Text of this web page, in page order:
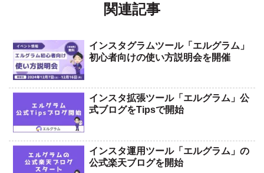
関連記事
インスタグラムツール「エルグラム」
初心者向けの使い方説明会を開催
インスタ拡張ツール「エルグラム」公
式ブログをTipsで開始
インスタ運用ツール「エルグラム」の
公式楽天ブログを開始